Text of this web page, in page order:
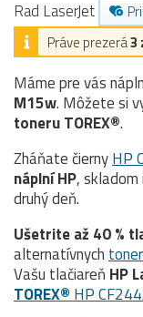
Rad LaserJet
Práve prezerá3
Máme pre vás
M15w. Môžete si
toneru TOREX®.
Zháňate čiernyHP
náplní HP,
druhý deň.
Ušetrite až 40 %
alternatívnych
Vašu tlačiareň HP
TOREX®HP